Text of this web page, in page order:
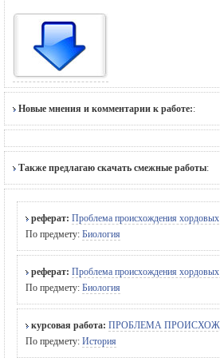
Новые мнения и комментарии к работе::
Также предлагаю скачать смежные работы:
реферат: Проблема происхождения хордовых
По предмету: Биология
реферат: Проблема происхождения хордовых
По предмету: Биология
курсовая работа: ПРОБЛЕМА
По предмету: История